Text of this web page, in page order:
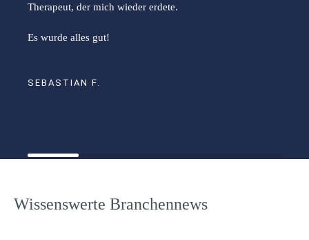
Therapeut, der mich wieder erdete.
Es wurde alles gut!
SEBASTIAN F.
Wissenswerte Branchennews